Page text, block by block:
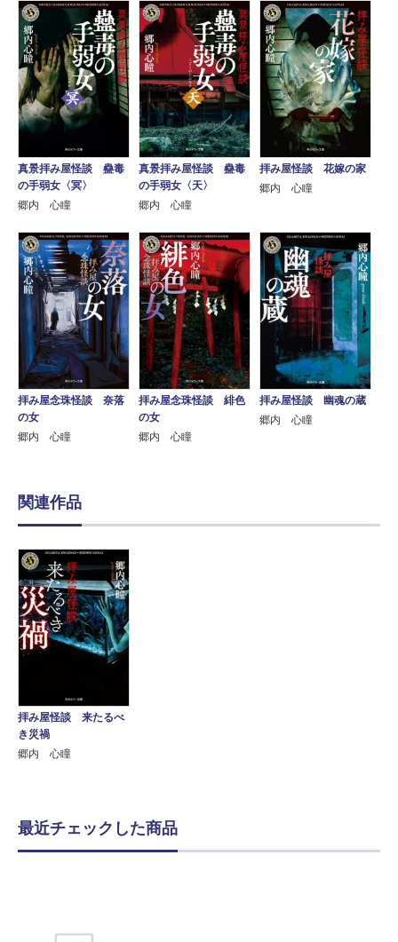
真景拝み屋怪談 蠱毒
の手弱女〈冥〉
郷内 心瞳
真景拝み屋怪談 蠱毒
の手弱女〈天〉
郷内 心瞳
拝み屋怪談 花嫁の家
郷内 心瞳
拝み屋念珠怪談 奈落
の女
郷内 心瞳
拝み屋念珠怪談 緋色
の女
郷内 心瞳
拝み屋怪談 幽魂の蔵
郷内 心瞳
関連作品
拝み屋怪談 来たるべ
き災禍
郷内 心瞳
最近チェックした商品